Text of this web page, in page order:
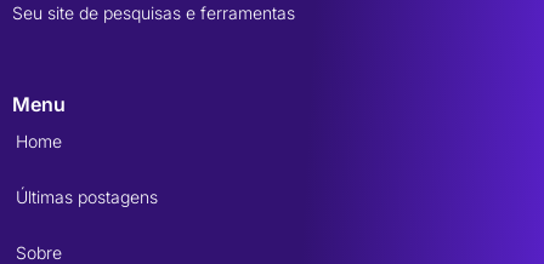
Seu site de pesquisas e ferramentas
Menu
Home
Últimas postagens
Sobre